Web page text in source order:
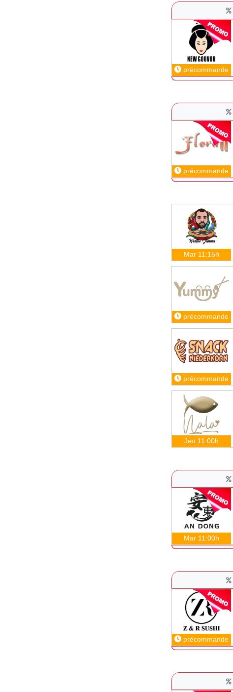
précommande
précommande
Mar 11:15h
précommande
précommande
Jeu 11:00h
Mar 11:00h
précommande